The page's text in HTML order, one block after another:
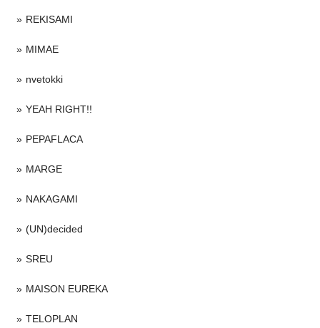
REKISAMI
MIMAE
nvetokki
YEAH RIGHT!!
PEPAFLACA
MARGE
NAKAGAMI
(UN)decided
SREU
MAISON EUREKA
TELOPLAN